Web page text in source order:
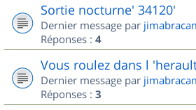
Sortie nocturne' 34120'
Dernier message par
Réponses : 4
Vous roulez dans l
Dernier message par
Réponses : 3